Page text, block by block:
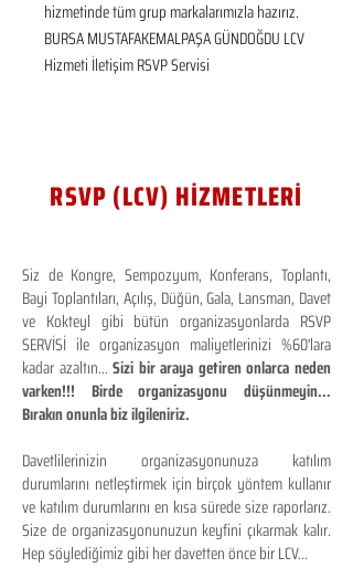
hizmetinde tüm grup markalarımızla hazırız.
BURSA MUSTAFAKEMALPAŞA GÜNDOĞDU LCV
Hizmeti İletişim RSVP Servisi
RSVP (LCV) HİZMETLERİ
Siz de Kongre, Sempozyum, Konferans, Toplantı,
Bayi Toplantıları, Açılış, Düğün, Gala, Lansman, Davet
ve Kokteyl gibi bütün organizasyonlarda RSVP
SERVİSİ ile organizasyon maliyetlerinizi %60'lara
kadar azaltın...Sizi bir araya getiren onlarca neden
varken!!! Birde organizasyonu düşünmeyin...
Bırakın onunla biz ilgileniriz.
Davetlilerinizin organizasyonunuza katılım
durumlarını netleştirmek için birçok yöntem kullanır
ve katılım durumlarını en kısa sürede size raporlarız.
Size de organizasyonunuzun keyfini çıkarmak kalır.
Hep söylediğimiz gibi her davetten önce bir LCV...